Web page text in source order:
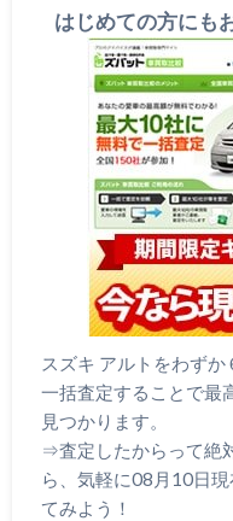
はじめての方にも
スズキ アルトをわず
一括査定することで最
見つかります。
⇒査定したからって絶
ら、気軽に08月10日
てみよう！